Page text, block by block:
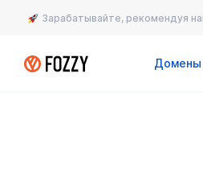
Зарабатывайте, рекомендуя
Домены